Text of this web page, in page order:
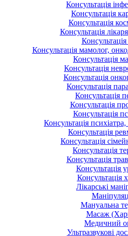
Консультація
Консультація
Консультація
Консультація
Консультація мамолог,
Консультація
Консультація
Консультація
Консультація
Консультація
Консультація
Консультація
Консультація
Консультація
Консультація
Консультація
Консультація
Консультація
Консультація
Лікарські
Мануальна
Масаж
Медичний
Ультразвукові